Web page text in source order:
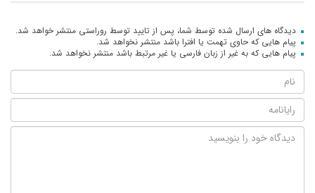
دیدگاه های ارسال شده توسط شما، پس از تایید توسط روراستی منتشر خواهد شد.
پیام هایی که حاوی تهمت یا افترا باشد منتشر نخواهد شد.
پیام هایی که به غیر از زبان فارسی یا غیر مرتبط باشد منتشر نخواهد شد.